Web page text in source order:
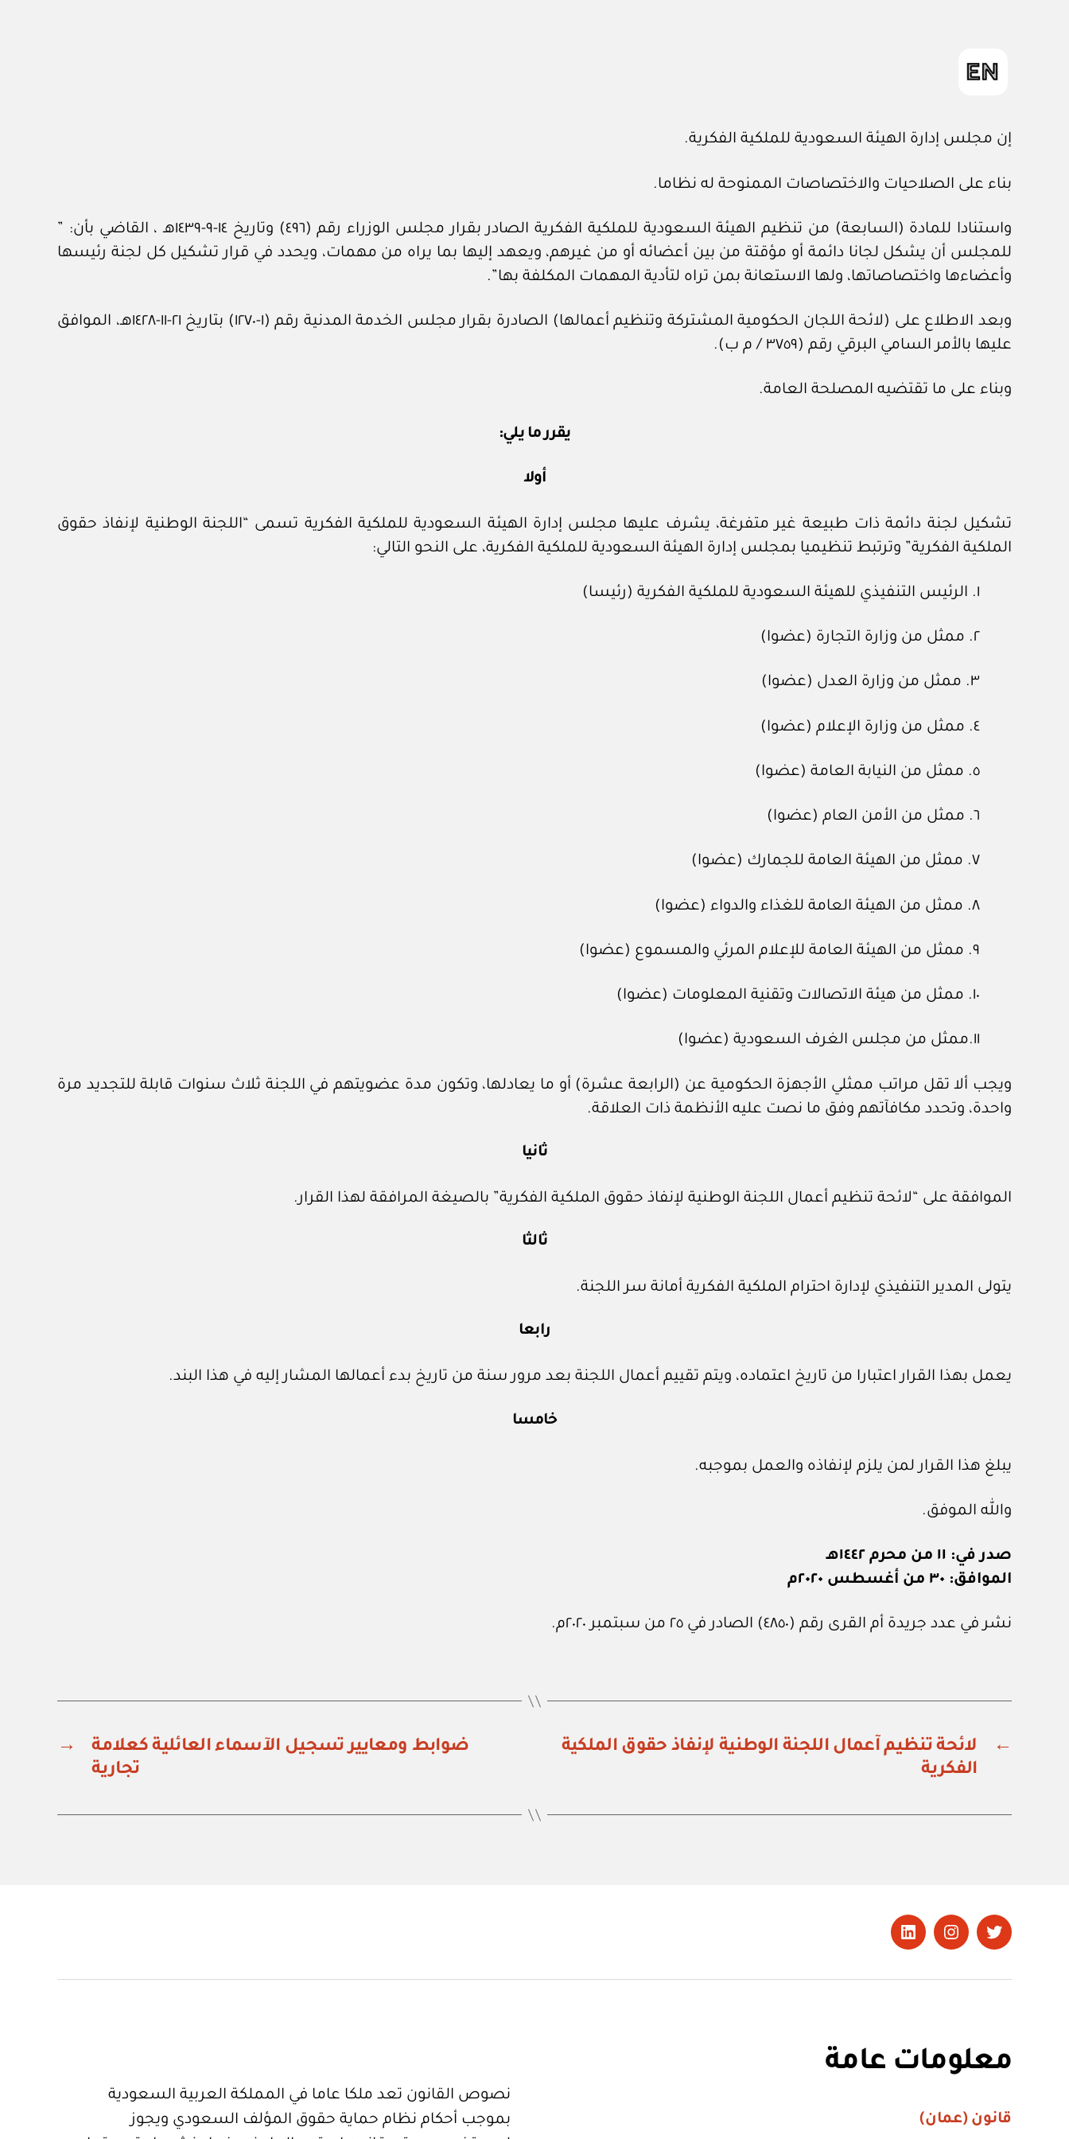
إن مجلس إدارة الهيئة السعودية للملكية الفكرية.
بناء على الصلاحيات والاختصاصات الممنوحة له نظاما.
واستنادا للمادة (السابعة) من تنظيم الهيئة السعودية للملكية الفكرية الصادر بقرار مجلس الوزراء رقم (٤٩٦) وتاريخ ١٤-٩-١٤٣٩هـ ، القاضي بأن: ”
للمجلس أن يشكل لجانا دائمة أو مؤقتة من بين أعضائه أو من غيرهم، ويعهد إليها بما يراه من مهمات، ويحدد في قرار تشكيل كل لجنة رئيسها
وأعضاءها واختصاصاتها، ولها الاستعانة بمن تراه لتأدية المهمات المكلفة بها”.
وبعد الاطلاع على (لائحة اللجان الحكومية المشتركة وتنظيم أعمالها) الصادرة بقرار مجلس الخدمة المدنية رقم (١-١٢٧٠) بتاريخ ٢١-١١-١٤٢٨هـ، الموافق
عليها بالأمر السامي البرقي رقم (٣٧٥٩ / م ب).
وبناء على ما تقتضيه المصلحة العامة.
يقرر ما يلي:
أولا
تشكيل لجنة دائمة ذات طبيعة غير متفرغة، يشرف عليها مجلس إدارة الهيئة السعودية للملكية الفكرية تسمى “اللجنة الوطنية لإنفاذ حقوق
الملكية الفكرية” وترتبط تنظيميا بمجلس إدارة الهيئة السعودية للملكية الفكرية، على النحو التالي:
١. الرئيس التنفيذي للهيئة السعودية للملكية الفكرية (رئيسا)
٢. ممثل من وزارة التجارة (عضوا)
٣. ممثل من وزارة العدل (عضوا)
٤. ممثل من وزارة الإعلام (عضوا)
٥. ممثل من النيابة العامة (عضوا)
٦. ممثل من الأمن العام (عضوا)
٧. ممثل من الهيئة العامة للجمارك (عضوا)
٨. ممثل من الهيئة العامة للغذاء والدواء (عضوا)
٩. ممثل من الهيئة العامة للإعلام المرئي والمسموع (عضوا)
١٠. ممثل من هيئة الاتصالات وتقنية المعلومات (عضوا)
١١.ممثل من مجلس الغرف السعودية (عضوا)
ويجب ألا تقل مراتب ممثلي الأجهزة الحكومية عن (الرابعة عشرة) أو ما يعادلها، وتكون مدة عضويتهم في اللجنة ثلاث سنوات قابلة للتجديد مرة
واحدة، وتحدد مكافآتهم وفق ما نصت عليه الأنظمة ذات العلاقة.
ثانيا
الموافقة على “لائحة تنظيم أعمال اللجنة الوطنية لإنفاذ حقوق الملكية الفكرية” بالصيغة المرافقة لهذا القرار.
ثالثا
يتولى المدير التنفيذي لإدارة احترام الملكية الفكرية أمانة سر اللجنة.
رابعا
يعمل بهذا القرار اعتبارا من تاريخ اعتماده، ويتم تقييم أعمال اللجنة بعد مرور سنة من تاريخ بدء أعمالها المشار إليه في هذا البند.
خامسا
يبلغ هذا القرار لمن يلزم لإنفاذه والعمل بموجبه.
والله الموفق.
صدر في: ١١ من محرم ١٤٤٢هـ
الموافق: ٣٠ من أغسطس ٢٠٢٠م
نشر في عدد جريدة أم القرى رقم (٤٨٥٠) الصادر في ٢٥ من سبتمبر ٢٠٢٠م.
←
لائحة تنظيم آعمال اللجنة الوطنية لإنفاذ حقوق الملكية
الفكرية
→
ضوابط ومعايير تسجيل الآسماء العائلية كعلامة
تجارية
تويتر Instagram
LinkedIn
معلومات عامة
قانون (عمان)
نصوص القانون تعد ملكا عاما في المملكة العربية السعودية
بموجب أحكام نظام حماية حقوق المؤلف السعودي ويجوز